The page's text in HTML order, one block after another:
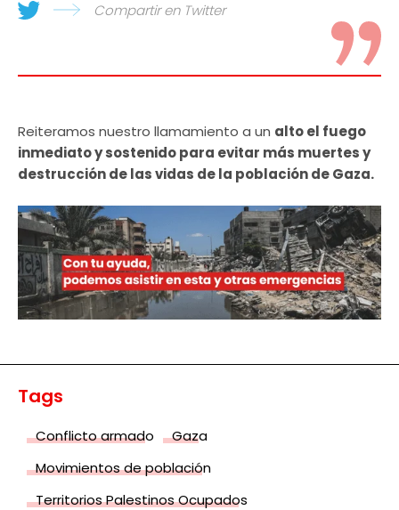
Compartir en Twitter
Reiteramos nuestro llamamiento a un alto el fuego
inmediato y sostenido para evitar más muertes y
destrucción de las vidas de la población de Gaza.
Tags
Conflicto armado
Gaza
Movimientos de población
Territorios Palestinos Ocupados